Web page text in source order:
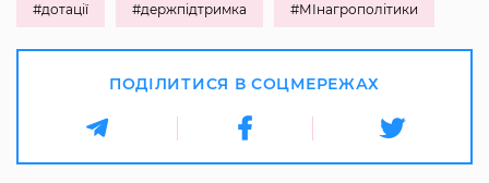
#дотації #держпідтримка #МІнагрополітики
ПОДІЛИТИСЯ В СОЦМЕРЕЖАХ